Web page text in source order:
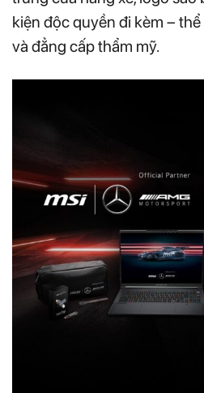
kiện độc quyền đi kèm –
và đẳng cấp thẩm mỹ.